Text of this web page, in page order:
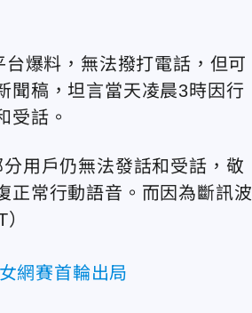
爆料，無法撥打電話，但可
聞稿，坦言當天凌晨3時因行
受話。
用戶仍無法發話和受話，敬
正常行動語音。而因為斷訊波
網賽首輪出局